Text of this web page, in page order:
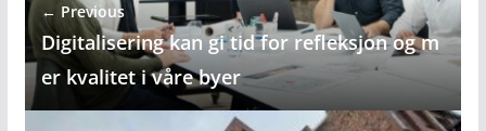
← Previous
Digitalisering kan gi tid for refleksjon og m
er kvalitet i våre byer